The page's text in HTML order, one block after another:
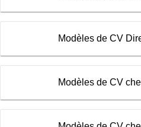
Modèles de CV
Modèles de CV